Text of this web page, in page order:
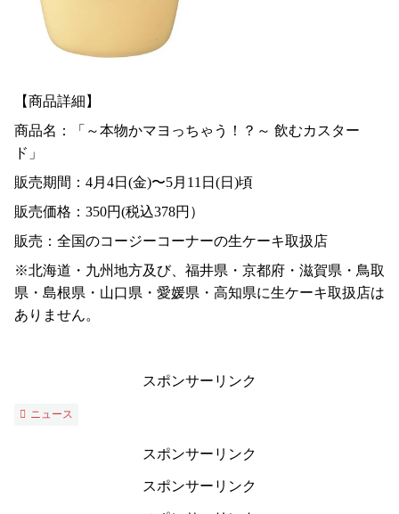
【商品詳細】
商品名：「～本物かマヨっちゃう！？～ 飲むカスター
ド」
販売期間：4月4日(金)〜5月11日(日)頃
販売価格：350円(税込378円）
販売：全国のコージーコーナーの生ケーキ取扱店
※北海道・九州地方及び、福井県・京都府・滋賀県・鳥取
県・島根県・山口県・愛媛県・高知県に生ケーキ取扱店は
ありません。
スポンサーリンク
ニュース
スポンサーリンク
スポンサーリンク